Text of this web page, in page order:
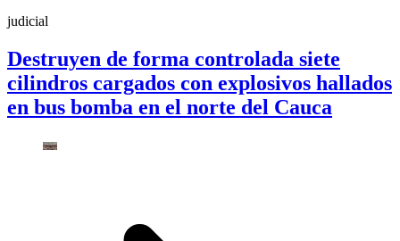
judicial
Destruyen de forma controlada siete
cilindros cargados con explosivos hallados
en bus bomba en el norte del Cauca